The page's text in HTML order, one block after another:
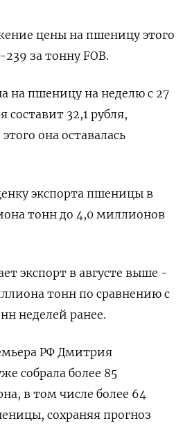
цены на пшеницу этого
за тонну FOB.
на пшеницу на неделю с 27
составит 32,1 рубля,
она оставалась
экспорта пшеницы в
тонн до 4,0 миллионов
экспорт в августе выше -
тонн по сравнению с
неделей ранее.
РФ Дмитрия
собрала более 85
в том числе более 64
сохраняя прогноз